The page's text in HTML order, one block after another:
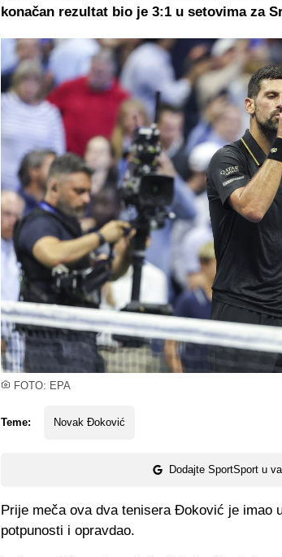
FOTO: EPA
Teme: Novak Đoković
Dodajte SportSport u
konačan rezultat bio je 3:1 u setovima za
Prije meča ova dva tenisera Đoković je imao
potpunosti i opravdao.